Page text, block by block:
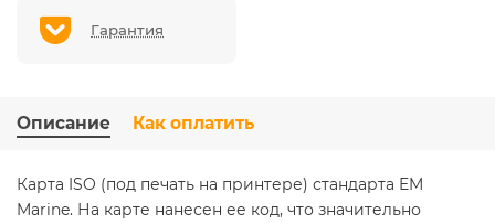
Гарантия
Описание Как оплатить
Карта ISO (под печать на принтере) стандарта EM
Marine. На карте нанесен ее код, что значительно